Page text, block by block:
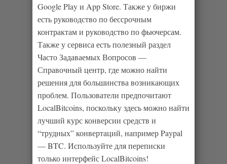
Google Play и App Store. Также у биржи
есть руководство по бессрочным
контрактам и руководство по фьючерсам.
Также у сервиса есть полезный раздел
Часто Задаваемых Вопросов —
Справочный центр, где можно найти
решения для большинства возникающих
проблем. Пользователи предпочитают
LocalBitcoins, поскольку здесь можно найти
лучший курс конверсии средств и
“трудных” конвертаций, например Paypal
— BTC. Используйте для переписки
только интерфейс LocalBitcoins!